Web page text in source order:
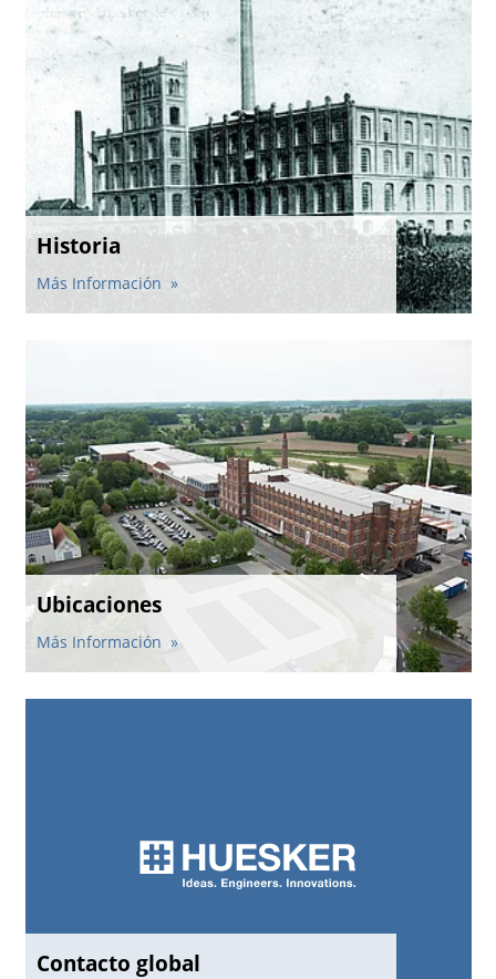
Historia
Más Información
Ubicaciones
Más Información
Contacto global